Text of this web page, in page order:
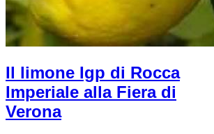
Il limone Igp di Rocca
Imperiale alla Fiera di
Verona